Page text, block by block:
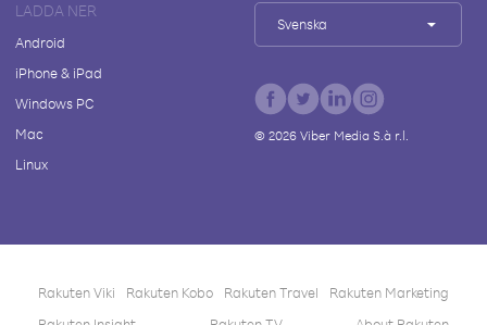
LADDA NER
Android
iPhone & iPad
Windows PC
Mac
Linux
Svenska
© 2026Viber Media S.à r.l.
Rakuten Viki Rakuten Kobo Rakuten Travel
Rakuten Marketing